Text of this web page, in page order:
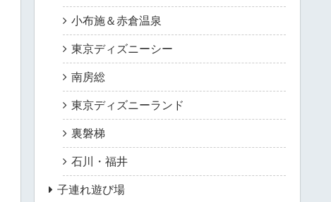
小布施＆赤倉温泉
東京ディズニーシー
南房総
東京ディズニーランド
裏磐梯
石川・福井
子連れ遊び場